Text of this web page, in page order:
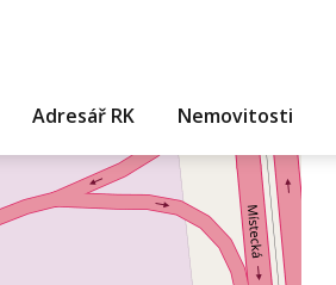
Adresář RK Nemovitosti